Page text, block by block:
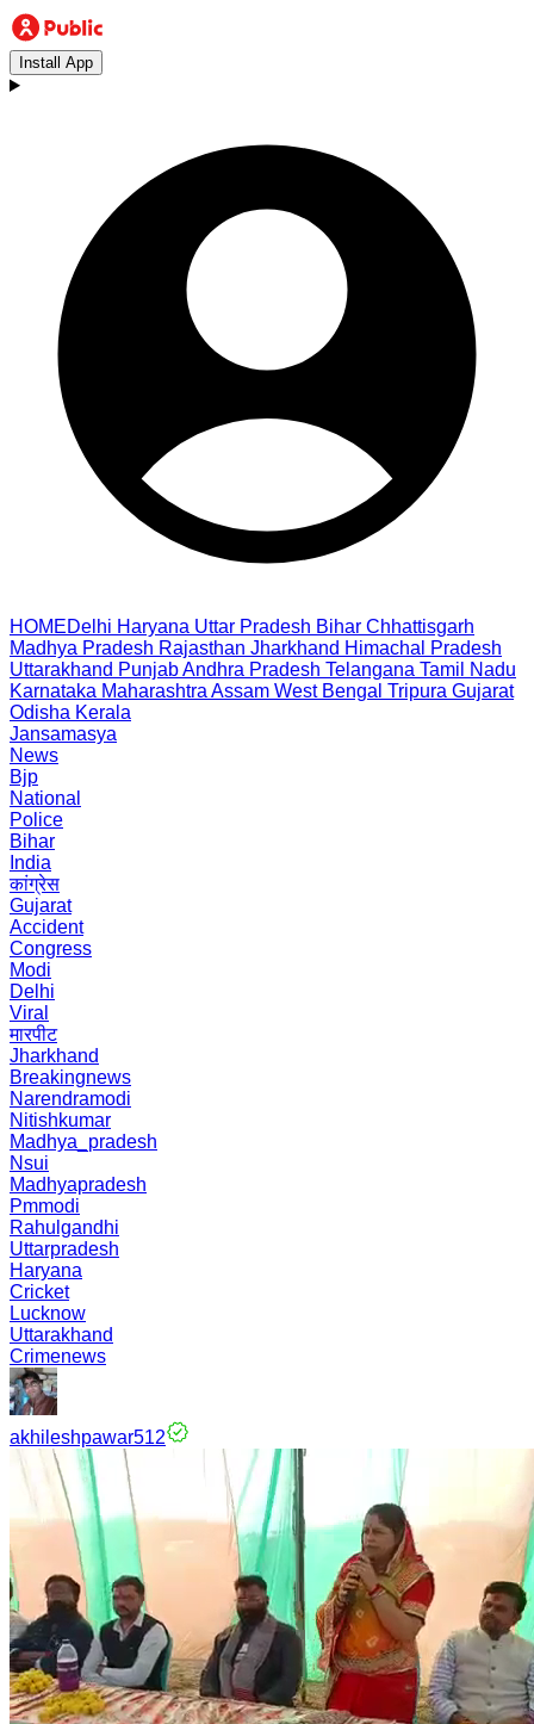
Install App
HOMEDelhi Haryana Uttar Pradesh Bihar Chhattisgarh
Madhya Pradesh Rajasthan Jharkhand Himachal Pradesh
Uttarakhand PunjabAndhra Pradesh Telangana Tamil Nadu
Karnataka Maharashtra Assam West Bengal Tripura Gujarat
Odisha Kerala
Jansamasya
News
Bjp
National
Police
Bihar
India
कांग्रेस
Gujarat
Accident
Congress
Modi
Delhi
Viral
मारपीट
Jharkhand
Breakingnews
Narendramodi
Nitishkumar
Madhya_pradesh
Nsui
Madhyapradesh
Pmmodi
Rahulgandhi
Uttarpradesh
Haryana
Cricket
Lucknow
Uttarakhand
Crimenews
akhileshpawar512